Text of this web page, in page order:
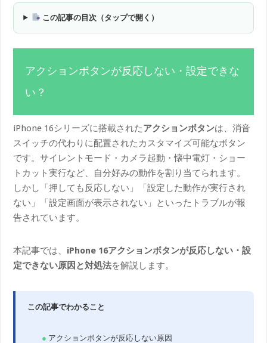
この記事の目次（タップで開く）
アクションボタンが反応しない・設定できな
い？
iPhone 16シリーズに搭載されたアクションボタンは、消音
スイッチの代わりに配置されたカスタマイズ可能なボタン
です。サイレントモード・カメラ起動・懐中電灯・ショー
トカット実行など、自分好みの動作を割り当てられます。
しかし「押しても反応しない」「設定した動作が実行され
ない」「設定画面が表示されない」といったトラブルが報
告されています。
本記事では、 iPhone 16アクションボタンが反応しない・設
定できない原因と対処法を解説します。
この記事でわかること
アクションボタンが反応しない原因